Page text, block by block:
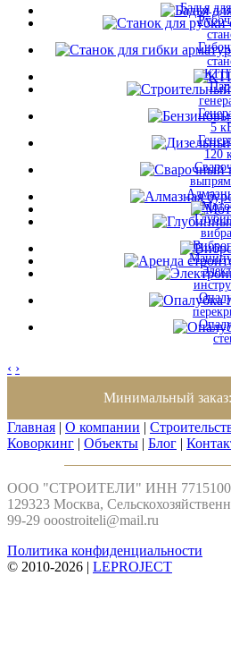
Бадья
5
120
‹ ›
Минимальный
Главная | О компании |
Коворкинг | Объекты | Блог |
ООО "СТРОИТЕЛИ" ИНН
129323 Москва,
99-29 ooostroiteli@mail.ru
Политика конфиденциальности
© 2010-2026 | LEPROJECT